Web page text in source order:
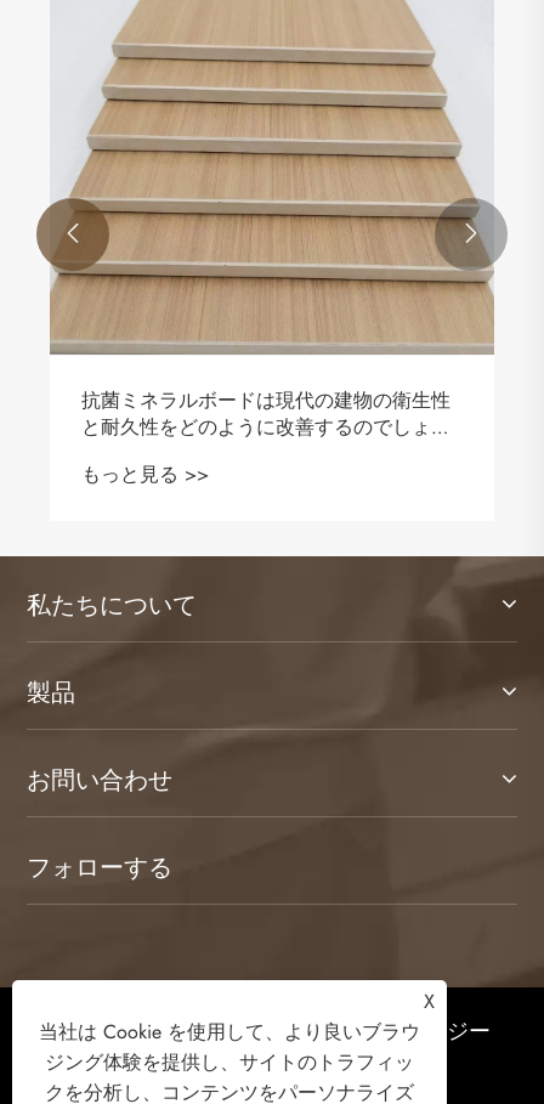
抗菌ミネラルボードは現代の建物の衛生性
と耐久性をどのように改善するのでしょう
もっと見る >>
 
私たちについて
製品
お問い合わせ
フォローする
著作権 © 2026 濰坊カムランホームテクノロジー
有限公司すべての権利予約。
X
当社は Cookie を使用して、より良いブラウ
ジング体験を提供し、サイトのトラフィッ
クを分析し、コンテンツをパーソナライズ